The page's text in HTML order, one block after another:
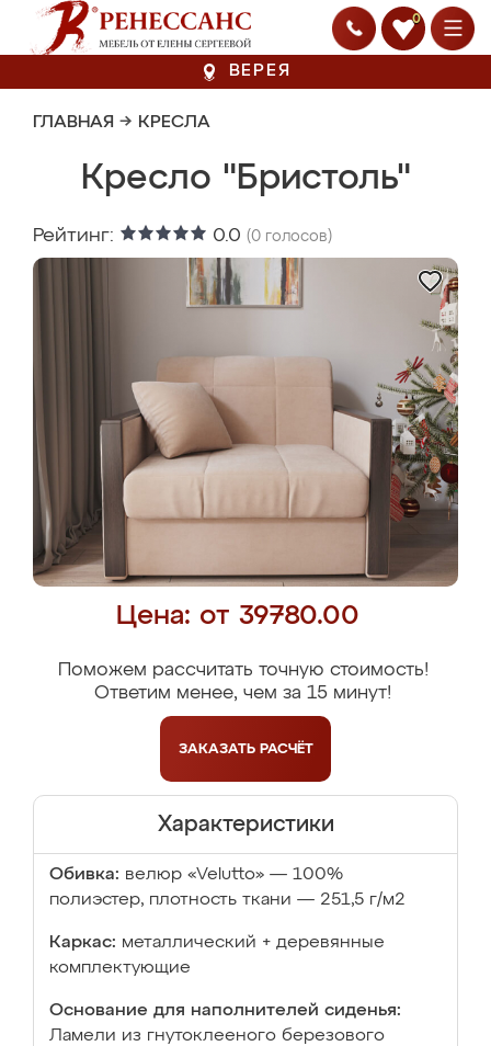
0
ВЕРЕЯ
ГЛАВНАЯ → КРЕСЛА
Кресло "Бристоль"
Рейтинг: 0.0 (0 голосов)
Цена: от 39780.00
Поможем рассчитать точную стоимость!
Ответим менее, чем за 15 минут!
ЗАКАЗАТЬ РАСЧЁТ
Характеристики
Обивка: велюр «Velutto» — 100%
полиэстер, плотность ткани — 251,5 г/м2
Каркас: металлический + деревянные
комплектующие
Основание для наполнителей сиденья:
Ламели из гнутоклееного березового